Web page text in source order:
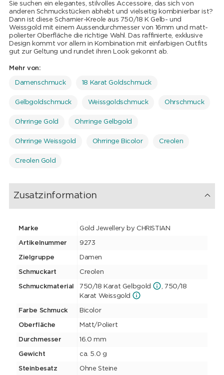
Sie suchen ein elegantes, stilvolles Accessoire, das sich von
anderen Schmuckstücken abhebt und vielseitig kombinierbar ist?
Dann ist diese Scharnier-Kreole aus 750/18 K Gelb- und
Weissgold mit einem Aussendurchmesser von 16mm und matt-
polierter Oberfläche die richtige Wahl. Das raffinierte, exklusive
Design kommt vor allem in Kombination mit einfarbigen Outfits
gut zur Geltung und rundet ihren Look gekonnt ab.
Mehr von:
Damenschmuck 18 Karat Goldschmuck
Gelbgoldschmuck Weissgoldschmuck Ohrschmuck
Ohrringe Gold Ohrringe Gelbgold
Ohrringe Weissgold Ohrringe Bicolor Creolen
Creolen Gold
Zusatzinformation
Marke Gold Jewellery by CHRISTIAN
Artikelnummer 9273
Zielgruppe Damen
Schmuckart Creolen
Schmuckmaterial 750/18 Karat Gelbgold
, 750/18
Karat Weissgold
Farbe Schmuck Bicolor
Oberfläche Matt/Poliert
Durchmesser 16.0 mm
Gewicht ca. 5.0 g
Steinbesatz Ohne Steine